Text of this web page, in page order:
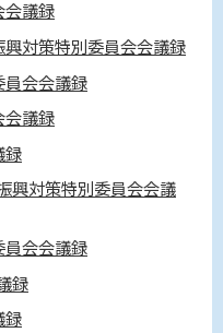
議録
対策特別委員会会議録
会会議録
議録
録
対策特別委員会会議
会会議録
録
録